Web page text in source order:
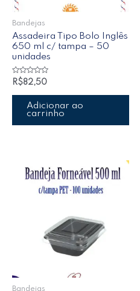
Bandejas
Assadeira Tipo Bolo Inglês
650 ml c/ tampa – 50
unidades
Avaliação
0
de
R$82,50
Adicionar ao
carrinho
Bandejas